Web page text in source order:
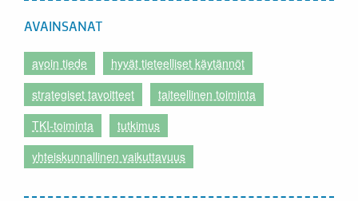
AVAINSANAT
avoin tiede
hyvät tieteelliset käytännöt
strategiset tavoitteet
taiteellinen toiminta
TKI-toiminta
tutkimus
yhteiskunnallinen vaikuttavuus